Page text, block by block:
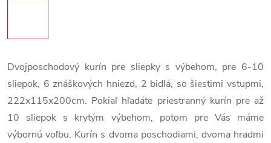
Dvojposchodový kurín pre sliepky s výbehom, pre 6-10
sliepok, 6 znáškových hniezd, 2 bidlá, so šiestimi vstupmi,
222x115x200cm. Pokiaľ hľadáte priestranný kurín pre až
10 sliepok s krytým výbehom, potom pre Vás máme
výbornú voľbu. Kurín s dvoma poschodiami, dvoma hradmi